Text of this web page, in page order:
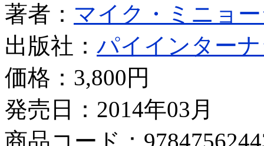
著者： マイク・ミニョ
出版社： パイインター
価格： 3,800円
発売日：2014年03月
商品コード：